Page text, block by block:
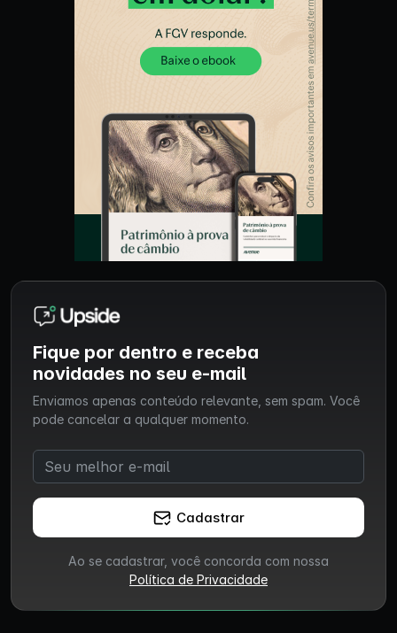
Fique por dentro e receba
novidades no seu e-mail
Enviamos apenas conteúdo relevante, sem spam. Você
pode cancelar a qualquer momento.
Cadastrar
Ao se cadastrar, você concorda com nossa
Política de Privacidade